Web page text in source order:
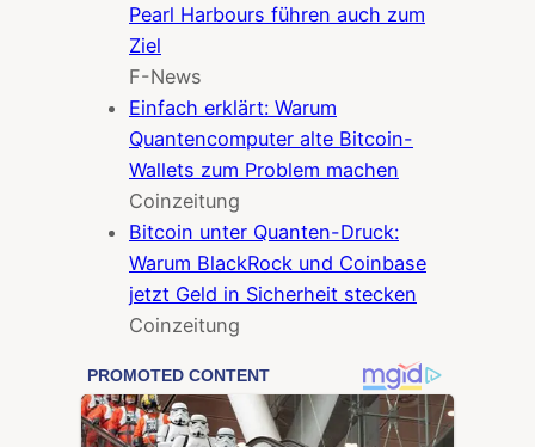
Pearl Harbours führen auch zum
Ziel
F-News
Einfach erklärt: Warum
Quantencomputer alte Bitcoin-
Wallets zum Problem machen
Coinzeitung
Bitcoin unter Quanten-Druck:
Warum BlackRock und Coinbase
jetzt Geld in Sicherheit stecken
Coinzeitung